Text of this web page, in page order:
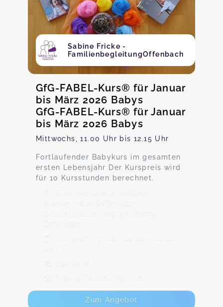
Sabine Fricke -
FamilienbegleitungOffenbach
GfG-FABEL-Kurs® für Januar
bis März 2026 Babys
GfG-FABEL-Kurs® für Januar
bis März 2026 Babys
Mittwochs, 11.00 Uhr bis 12.15 Uhr
Fortlaufender Babykurs im gesamten
ersten Lebensjahr Der Kurspreis wird
für 10 Kursstunden berechnet.
Elternschule im Ketteler
Krankenhaus Offenbach,
Lichtenplattenweg 85, 63071
Offenbach
Mittwoch, 17.06., 02:00 - 01:00
130,00 €
Max. 9 TeilnehmerInnen
Zum Angebot